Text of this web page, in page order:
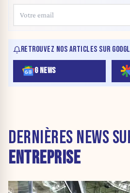
RETROUVEZ NOS ARTICLES SUR
G NEWS
DERNIÈRES NEWS
ENTREPRISE